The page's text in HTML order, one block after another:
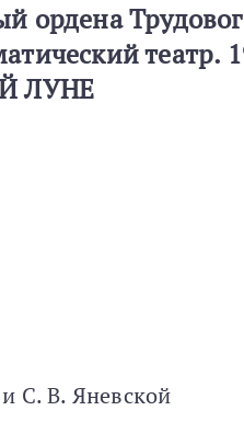
ордена
театр.
ЛУНЕ
С. В. Яневской